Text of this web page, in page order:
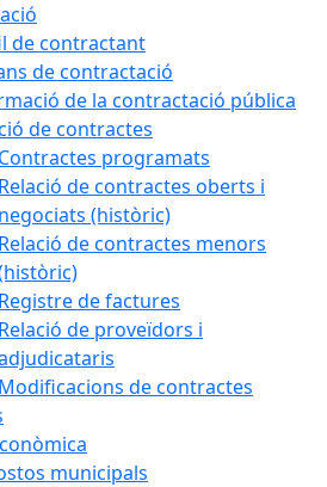
de contractant
de contractació
de la contractació pública
de contractes
Contractes programats
Relació de contractes oberts i
negociats (històric)
Relació de contractes menors
Registre de factures
Relació de proveïdors i
Modificacions de contractes
municipals